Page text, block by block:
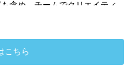
含め、チームでクリエイティ
つけたい！
こちら